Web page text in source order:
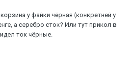
у файки чёрная (конкретней у
а серебро сток? Или тут прикол в
ток чёрные.